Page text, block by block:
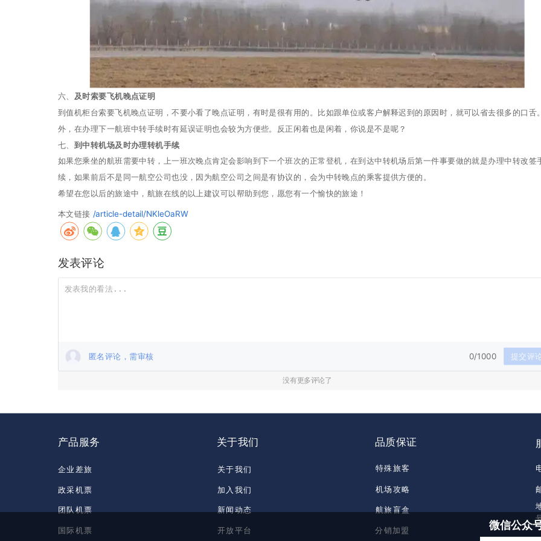
六、 及时索要飞机晚点证明
到值机柜台索要飞机晚点证明，不要小看了晚点证明，有时是很有用的。比如跟单位或客户解释迟到的原因时，就可以省去很多的口舌
外，在办理下一航班中转手续时有延误证明也会较为方便些。反正闲着也是闲着，你说是不是呢？
七、 到中转机场及时办理转机手续
如果您乘坐的航班需要中转，上一班次晚点肯定会影响到下一个班次的正常登机，在到达中转机场后第一件事要做的就是办理中转改签
续，如果前后不是同一航空公司也没，因为航空公司之间是有协议的，会为中转晚点的乘客提供方便的。
希望在您以后的旅途中，航旅在线的以上建议可以帮助到您，愿您有一个愉快的旅途！
本文链接 /article-detail/NKleOaRW
发表评论
匿名评论，需审核 0/1000 提交评
没有更多评论了
产品服务 关于我们 品质保证
企业差旅 关于我们
分销加盟
航旅盲盒
政采机票 加入我们 机场攻略
团队机票 新闻动态
特殊旅客
国际机票 开放平台 微信公众